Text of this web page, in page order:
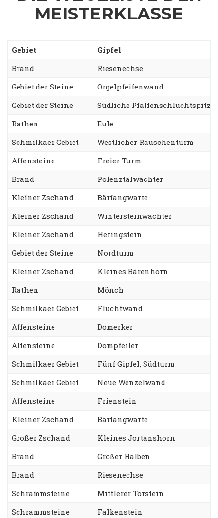
MEISTERKLASSE
Gebiet
Gipfel
Brand
Riesenechse
Gebiet der Steine
Orgelpfeifenwand
Gebiet der Steine
Südliche Pfaffenschluchtspitze
Rathen
Eule
Schmilkaer Gebiet
Westlicher Rauschenturm
Affensteine
Freier Turm
Brand
Polenztalwächter
Kleiner Zschand
Bärfangwarte
Kleiner Zschand
Wintersteinwächter
Kleiner Zschand
Heringstein
Gebiet der Steine
Nordturm
Kleiner Zschand
Kleines Bärenhorn
Rathen
Mönch
Schmilkaer Gebiet
Fluchtwand
Affensteine
Domerker
Affensteine
Dompfeiler
Schmilkaer Gebiet
Fünf Gipfel, Südturm
Schmilkaer Gebiet
Neue Wenzelwand
Affensteine
Frienstein
Kleiner Zschand
Bärfangwarte
Großer Zschand
Kleines Jortanshorn
Brand
Großer Halben
Brand
Riesenechse
Schrammsteine
Mittlerer Torstein
Schrammsteine
Falkenstein